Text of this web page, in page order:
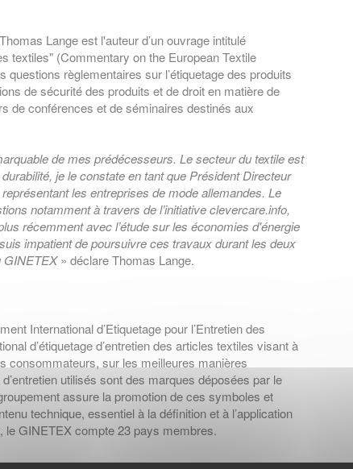
Lange est l'auteur d’un ouvrage intitulé
textiles" (Commentary on the European Textile
questions règlementaires sur l’étiquetage des produits
de sécurité des produits et de droit en matière de
de conférences et de séminaires destinés aux
de mes prédécesseurs. Le secteur du textile est
je le constate en tant que Président Directeur
les entreprises de mode allemandes. Le
notamment à travers de l’initiative clevercare.info,
récemment avec l’étude sur les économies d'énergie
impatient de poursuivre ces travaux durant les deux
GINETEX» déclare Thomas Lange.
International d’Etiquetage pour l’Entretien des
d’étiquetage d’entretien des articles textiles visant à
consommateurs, sur les meilleures manières
utilisés sont des marques déposées par le
assure la promotion de ces symboles et
technique, essentiel à la définition et à l’application
le GINETEX compte 23 pays membres.